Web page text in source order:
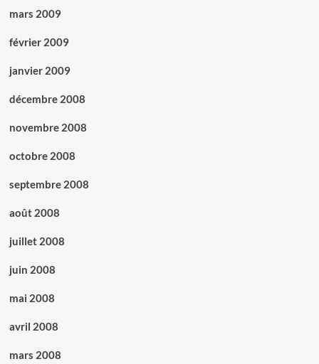
mars 2009
février 2009
janvier 2009
décembre 2008
novembre 2008
octobre 2008
septembre 2008
août 2008
juillet 2008
juin 2008
mai 2008
avril 2008
mars 2008